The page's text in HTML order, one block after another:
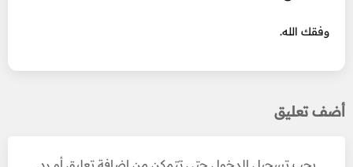
وفقك الله.
أضف تعليق
يجب تسجيل الدخول حتى تتمكن من إضافة تعليق أو رد.